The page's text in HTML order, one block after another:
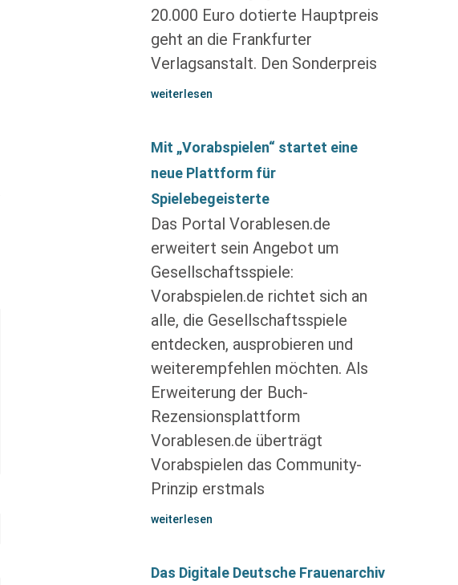
20.000 Euro dotierte Hauptpreis
geht an die Frankfurter
Verlagsanstalt. Den Sonderpreis
weiterlesen
Mit „Vorabspielen“ startet eine
neue Plattform für
Spielebegeisterte
Das Portal Vorablesen.de
erweitert sein Angebot um
Gesellschaftsspiele:
Vorabspielen.de richtet sich an
alle, die Gesellschaftsspiele
entdecken, ausprobieren und
weiterempfehlen möchten. Als
Erweiterung der Buch-
Rezensionsplattform
Vorablesen.de überträgt
Vorabspielen das Community-
Prinzip erstmals
weiterlesen
Das Digitale Deutsche Frauenarchiv